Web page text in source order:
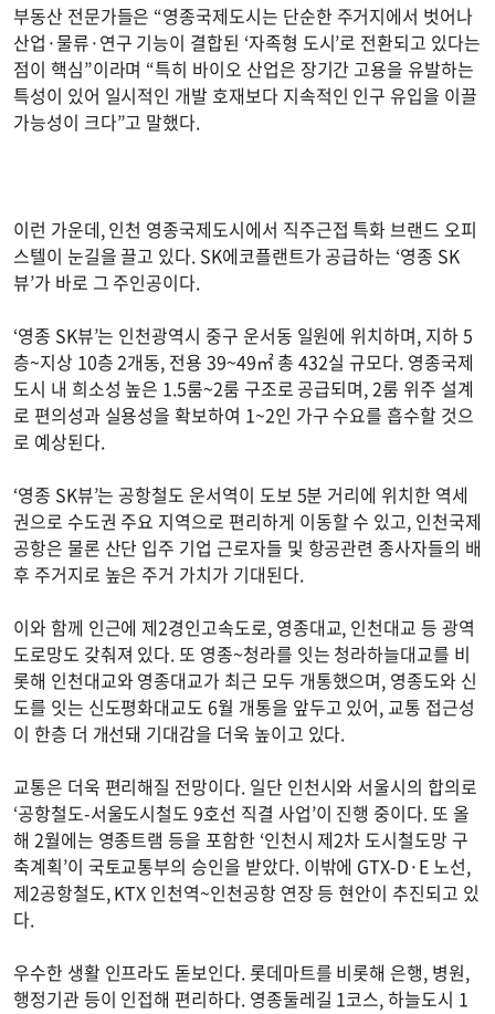
부동산 전문가들은 “영종국제도시는 단순한 주거지에서 벗어나
산업·물류·연구 기능이 결합된 ‘자족형 도시’로 전환되고 있다는
점이 핵심”이라며 “특히 바이오 산업은 장기간 고용을 유발하는
특성이 있어 일시적인 개발 호재보다 지속적인 인구 유입을 이끌
가능성이 크다”고 말했다.
이런 가운데, 인천 영종국제도시에서 직주근접 특화 브랜드 오피
스텔이 눈길을 끌고 있다. SK에코플랜트가 공급하는 ‘영종 SK
뷰’가 바로 그 주인공이다.
‘영종 SK뷰’는 인천광역시 중구 운서동 일원에 위치하며, 지하 5
층~지상 10층 2개동, 전용 39~49㎡ 총 432실 규모다. 영종국제
도시 내 희소성 높은 1.5룸~2룸 구조로 공급되며, 2룸 위주 설계
로 편의성과 실용성을 확보하여 1~2인 가구 수요를 흡수할 것으
로 예상된다.
‘영종 SK뷰’는 공항철도 운서역이 도보 5분 거리에 위치한 역세
권으로 수도권 주요 지역으로 편리하게 이동할 수 있고, 인천국제
공항은 물론 산단 입주 기업 근로자들 및 항공관련 종사자들의 배
후 주거지로 높은 주거 가치가 기대된다.
이와 함께 인근에 제2경인고속도로, 영종대교, 인천대교 등 광역
도로망도 갖춰져 있다. 또 영종~청라를 잇는 청라하늘대교를 비
롯해 인천대교와 영종대교가 최근 모두 개통했으며, 영종도와 신
도를 잇는 신도평화대교도 6월 개통을 앞두고 있어, 교통 접근성
이 한층 더 개선돼 기대감을 더욱 높이고 있다.
교통은 더욱 편리해질 전망이다. 일단 인천시와 서울시의 합의로
‘공항철도-서울도시철도 9호선 직결 사업’이 진행 중이다. 또 올
해 2월에는 영종트램 등을 포함한 ‘인천시 제2차 도시철도망 구
축계획’이 국토교통부의 승인을 받았다. 이밖에 GTX-D·E 노선,
제2공항철도, KTX 인천역~인천공항 연장 등 현안이 추진되고 있
다.
우수한 생활 인프라도 돋보인다. 롯데마트를 비롯해 은행, 병원,
행정기관 등이 인접해 편리하다. 영종둘레길 1코스, 하늘도시 1